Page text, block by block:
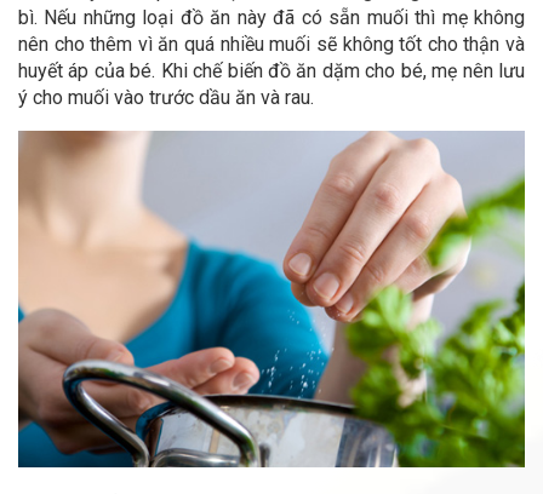
bì. Nếu những loại đồ ăn này đã có sẵn muối thì mẹ không
nên cho thêm vì ăn quá nhiều muối sẽ không tốt cho thận và
huyết áp của bé. Khi chế biến đồ ăn dặm cho bé, mẹ nên lưu
ý cho muối vào trước dầu ăn và rau.